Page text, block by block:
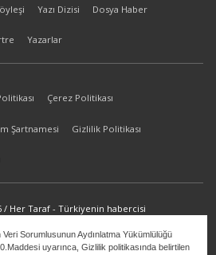
Veri Sorumlusunun Aydınlatma Yükümlülüğü
uyarınca, Gizlilik politikasında belirtilen
Yazı Dizisi Dosya Haber
Yazarlar
Çerez Politikası
Şartnamesi Gizlilik Politikası
/ Her Taraf - Türkiyenin habercisi